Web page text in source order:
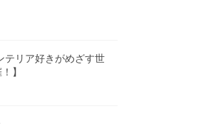
テリア好きがめざす世
】